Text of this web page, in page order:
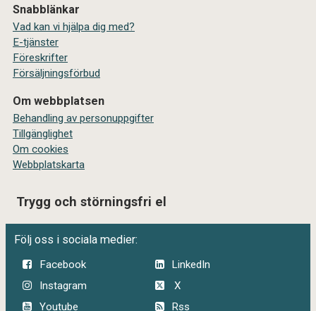
Snabblänkar
Vad kan vi hjälpa dig med?
E-tjänster
Föreskrifter
Försäljningsförbud
Om webbplatsen
Behandling av personuppgifter
Tillgänglighet
Om cookies
Webbplatskarta
Trygg och störningsfri el
Följ oss i sociala medier:
Facebook
LinkedIn
Instagram
X
Youtube
Rss